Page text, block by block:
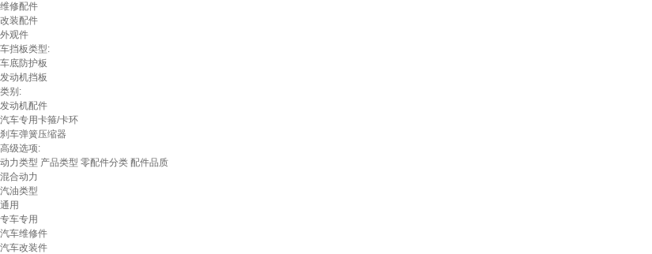
维修配件
改装配件
外观件
车挡板类型:
车底防护板
发动机挡板
类别:
发动机配件
汽车专用卡箍/卡环
刹车弹簧压缩器
高级选项:
动力类型 产品类型 零配件分类 配件品质
混合动力
汽油类型
通用
专车专用
汽车维修件
汽车改装件